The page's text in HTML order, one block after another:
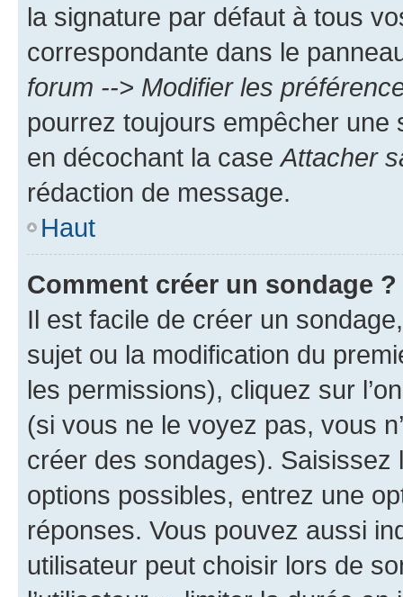
la signature par défaut à tous
correspondante dans le
forum --> Modifier les
pourrez toujours empêcher une
en décochant la case Attacher
rédaction de message.
Haut
Comment créer un sondage ?
Il est facile de créer un
sujet ou la modification du
les permissions), cliquez sur
(si vous ne le voyez pas, vous
créer des sondages).
options possibles, entrez une
réponses. Vous pouvez aussi
utilisateur peut choisir lors de